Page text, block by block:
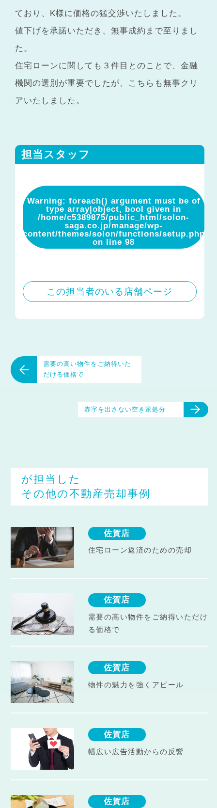
ており、K様に価格の猛交渉いたしました。
値下げを承諾いただき、無事成約まで至りまし
た。
住宅ローンに関しても３件目とのことで、金融
機関の選別が重要でしたが、こちらも無事クリ
アいたしました。
担当スタッフ
Warning: foreach() argument must be of
type array|object, bool given in
/home/c5389875/public_html/solon-
saga.co.jp/manage/wp-
content/themes/solon/functions/setup.php
on line98
この担当者のいる店舗ページ
需要の高い物件をご納得いた
だける価格で
赤字を出さない空き家処分
が担当した
その他の不動産売却事例
佐賀店
住宅ローン返済のための売却
佐賀店
需要の高い物件をご納得いただけ
る価格で
佐賀店
物件の魅力を強くアピール
佐賀店
幅広い広告活動からの反響
佐賀店